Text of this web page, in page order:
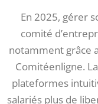
En 2025, gérer
comité
notamment grâce
Comitéenligne.
plateformes
salariés plus de